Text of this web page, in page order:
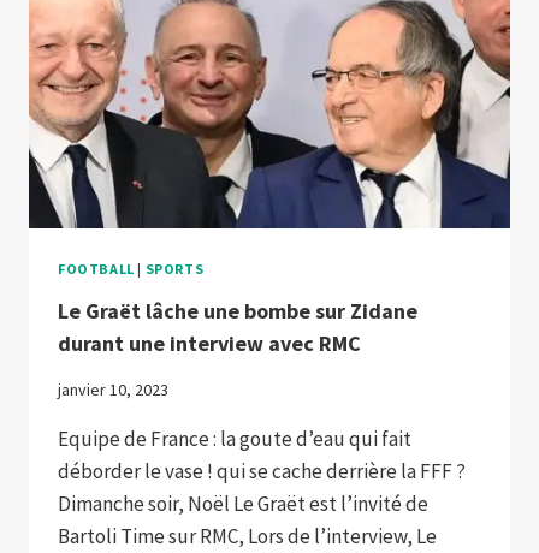
POSTE
PRÉSIDENT
FOOTBALL | SPORTS
Le Graët lâche une bombe sur Zidane
durant une interview avec RMC
janvier 10, 2023
Equipe de France : la goute d’eau qui fait
déborder le vase ! qui se cache derrière la FFF ?
Dimanche soir, Noël Le Graët est l’invité de
Bartoli Time sur RMC, Lors de l’interview, Le